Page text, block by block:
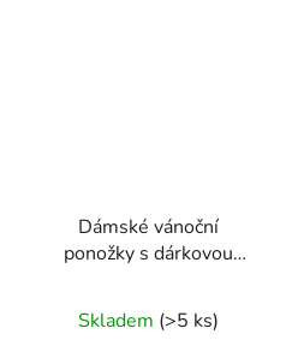
Dámské vánoční
ponožky s dárkovou
balení 39-42
Skladem (>5 ks)